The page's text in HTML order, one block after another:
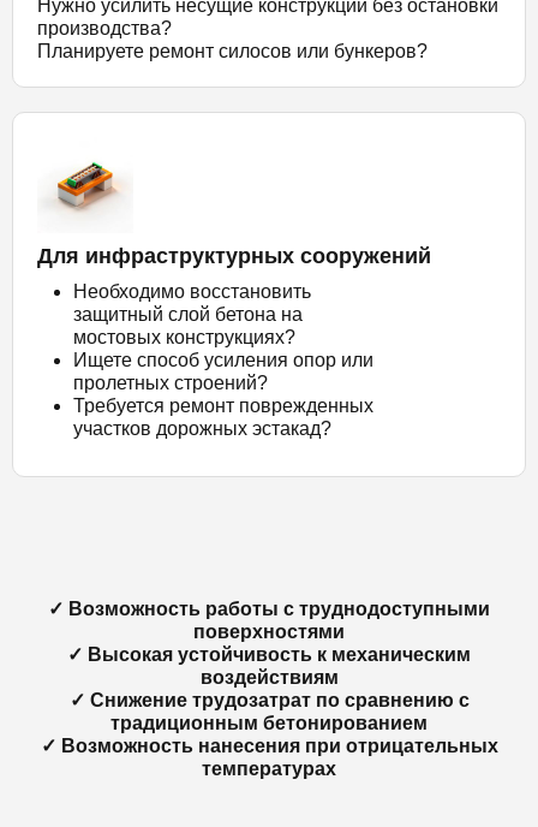
Нужно усилить несущие конструкции без остановки
производства?
Планируете ремонт силосов или бункеров?
Для инфраструктурных сооружений
Необходимо восстановить
защитный слой бетона на
мостовых конструкциях?
Ищете способ усиления опор или
пролетных строений?
Требуется ремонт поврежденных
участков дорожных эстакад?
✓ Возможность работы с труднодоступными
поверхностями
✓ Высокая устойчивость к механическим
воздействиям
✓ Снижение трудозатрат по сравнению с
традиционным бетонированием
✓ Возможность нанесения при отрицательных
температурах